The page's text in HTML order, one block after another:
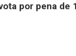
por pena de